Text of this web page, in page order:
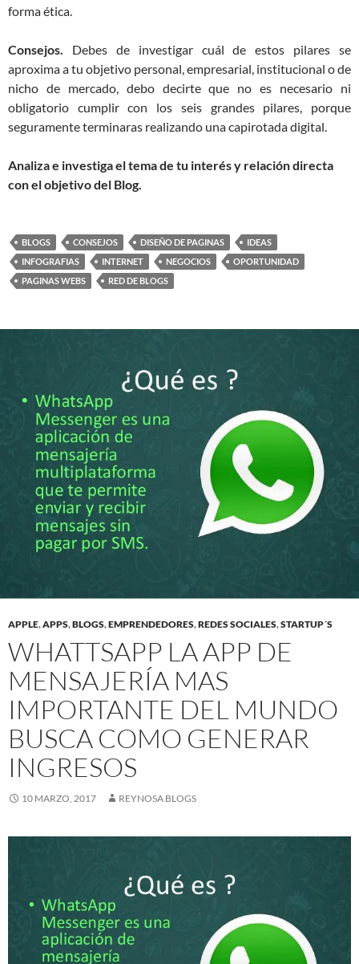
forma ética.
Consejos. Debes de investigar cuál de estos pilares se
aproxima a tu objetivo personal, empresarial, institucional o de
nicho de mercado, debo decirte que no es necesario ni
obligatorio cumplir con los seis grandes pilares, porque
seguramente terminaras realizando una capirotada digital.
Analiza e investiga el tema de tu interés y relación directa
con el objetivo del Blog.
BLOGS CONSEJOS DISEÑO DE PAGINAS
IDEAS
INFOGRAFIAS
INTERNET NEGOCIOS
OPORTUNIDAD
PAGINAS WEBS
RED DE BLOGS
APPLE,APPS,BLOGS,EMPRENDEDORES,REDES SOCIALES,STARTUP´S
WHATTSAPP LA APP DE
MENSAJERÍA MAS
IMPORTANTE DEL MUNDO
BUSCA COMO GENERAR
INGRESOS
10 MARZO, 2017 REYNOSA BLOGS